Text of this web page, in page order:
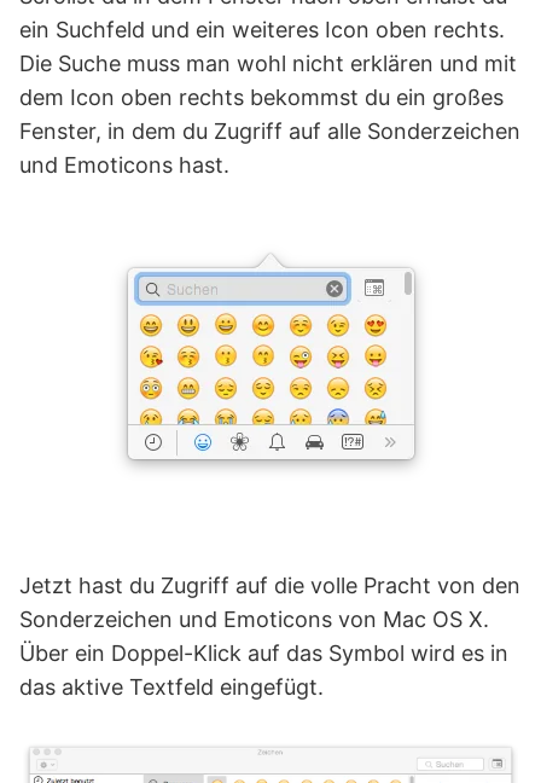
ein Suchfeld und ein weiteres Icon oben rechts.
Die Suche muss man wohl nicht erklären und mit
dem Icon oben rechts bekommst du ein großes
Fenster, in dem du Zugriff auf alle Sonderzeichen
und Emoticons hast.
Jetzt hast du Zugriff auf die volle Pracht von den
Sonderzeichen und Emoticons von Mac OS X.
Über ein Doppel-Klick auf das Symbol wird es in
das aktive Textfeld eingefügt.